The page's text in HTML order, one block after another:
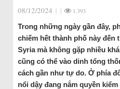
08/12/2024 | | 1.393
Trong những ngày gần đây,
chiếm hết thành phố này đến
Syria mà không gặp nhiều
cũng có thể vào dinh tổng
cách gần như tự do. Ở phía
nổi dậy đang nắm quyền